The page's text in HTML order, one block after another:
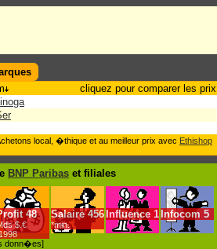
cliquez pour comparer les prix
local, �thique et au meilleur prix avec Ethishop
BNP Paribas et filiales
48
$.€
Salaire 456
*min.
Influence 1 Infocom 5
donn�es]